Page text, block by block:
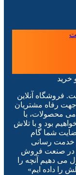
فروشگاه آنلاین
جهت رفاه مشتریان
محصولات، با
بود و با تلاش
شما گام
خدمت رسانی
در صنعت فروش
می دهیم آنچه را
را داده ایم»